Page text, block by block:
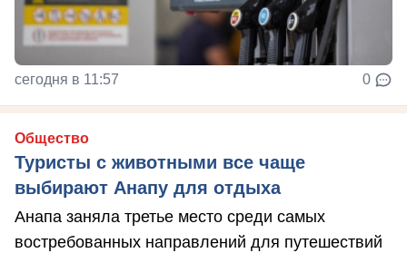
сегодня в 11:57 0
Общество
Туристы с животными все чаще
выбирают Анапу для отдыха
Анапа заняла третье место среди самых
востребованных направлений для путешествий